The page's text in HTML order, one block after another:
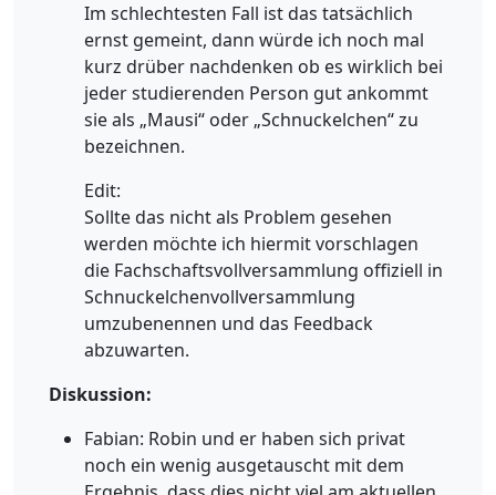
Im schlechtesten Fall ist das tatsächlich
ernst gemeint, dann würde ich noch mal
kurz drüber nachdenken ob es wirklich bei
jeder studierenden Person gut ankommt
sie als „Mausi“ oder „Schnuckelchen“ zu
bezeichnen.
Edit:
Sollte das nicht als Problem gesehen
werden möchte ich hiermit vorschlagen
die Fachschaftsvollversammlung offiziell in
Schnuckelchenvollversammlung
umzubenennen und das Feedback
abzuwarten.
Diskussion:
Fabian: Robin und er haben sich privat
noch ein wenig ausgetauscht mit dem